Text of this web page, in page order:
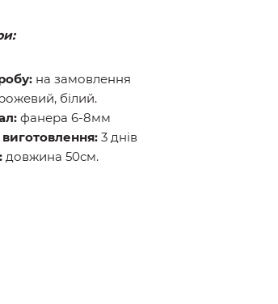
на замовлення
білий.
фанера 6-8мм
виготовлення: 3 днів
довжина 50см.